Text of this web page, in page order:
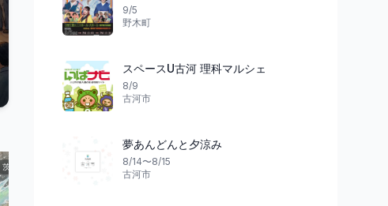
茨城県
9/5
野木町
スペースU古河 理科マルシェ
8/9
古河市
夢あんどんと夕涼み
8/14〜8/15
古河市